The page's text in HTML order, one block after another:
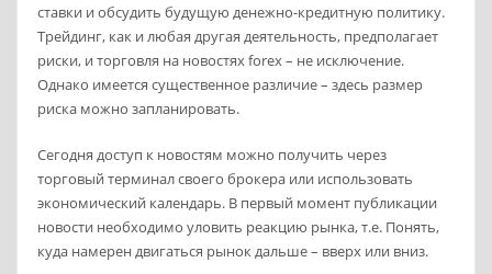
ставки и обсудить будущую денежно-кредитную политику.
Трейдинг, как и любая другая деятельность, предполагает
риски, и торговля на новостях forex – не исключение.
Однако имеется существенное различие – здесь размер
риска можно запланировать.
Сегодня доступ к новостям можно получить через
торговый терминал своего брокера или использовать
экономический календарь. В первый момент публикации
новости необходимо уловить реакцию рынка, т.е. Понять,
куда намерен двигаться рынок дальше – вверх или вниз.